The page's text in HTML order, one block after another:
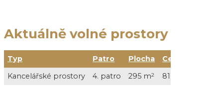
Aktuálně volné prostory
Typ Patro Plocha
Cena
Kancelářské prostory
4. patro 295 m2 81 125 Kč / měs